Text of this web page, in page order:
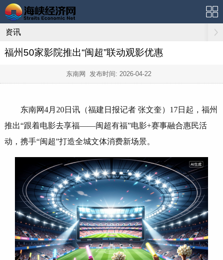
资讯
福州50家影院推出“闽超”联动观影优惠
东南网 发布时间: 2026-04-22
东南网4月20日讯（福建日报记者 张文奎）17日起，福州
推出“跟着电影去享福——闽超有福”电影+赛事融合惠民活
动，携手“闽超”打造全城文体消费新场景。